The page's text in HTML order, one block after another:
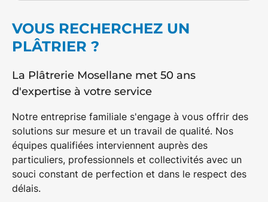
Vos données personnelles sont collectées pour
le traitement de votre demande de contact.
savoir : un droit d'accès et d'information ; un
droit de rectification ; un droit d'effacement ; un
droit à la limitation du traitement ; un droit à la
d'opposition ; un droit de réclamation auprès
d'une autorité de contrôle ; le droit de donner
des directives post-mortem.
Pour en savoir plus sur le traitement de vos
données et l'exercice de vos droits, consultez
VOUS RECHERCHEZ UN
PLÂTRIER ?
La Plâtrerie Mosellane met 50 ans
d'expertise à votre service
Notre entreprise familiale s'engage à vous offrir des
solutions sur mesure et un travail de qualité. Nos
équipes qualifiées interviennent auprès des
particuliers, professionnels et collectivités avec un
souci constant de perfection et dans le respect des
délais.